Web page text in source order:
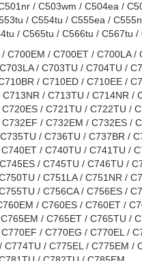
/ C503wm / C504ea /
/ C554tu / C555ea /
/ C565tu / C566tu / C567tu /
/ C700ET / C700LA
/ C703TU / C704TU /
/ C710ED / C710EE /
/ C713TU / C714NR
/ C721TU / C722TU /
/ C732EM / C732ES /
/ C736TU / C737BR /
/ C740TU / C741TU /
/ C745TU / C746TU /
/ C751LA / C751NR /
/ C756CA / C756ES /
/ C760ES / C760ET /
/ C765ET / C765TU /
/ C770EG / C770EL /
/ C775EL / C775EM